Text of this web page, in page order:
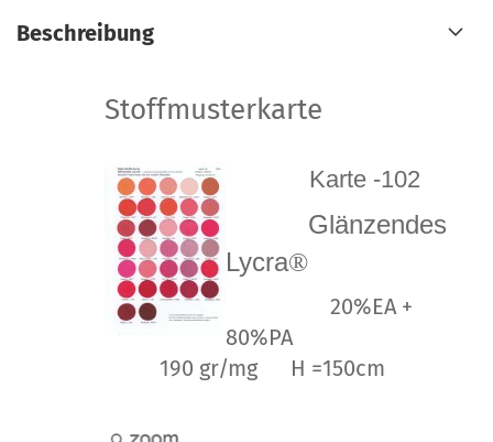
Beschreibung
Stoffmusterkarte
Karte -102
Glänzendes
Lycra®
20%EA +
80%PA
190 gr/mg H =150cm